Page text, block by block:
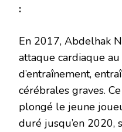
:
En 2017, Abdelhak
attaque cardiaque au
d’entraînement,
cérébrales graves.
plongé le jeune
duré jusqu’en 2020,